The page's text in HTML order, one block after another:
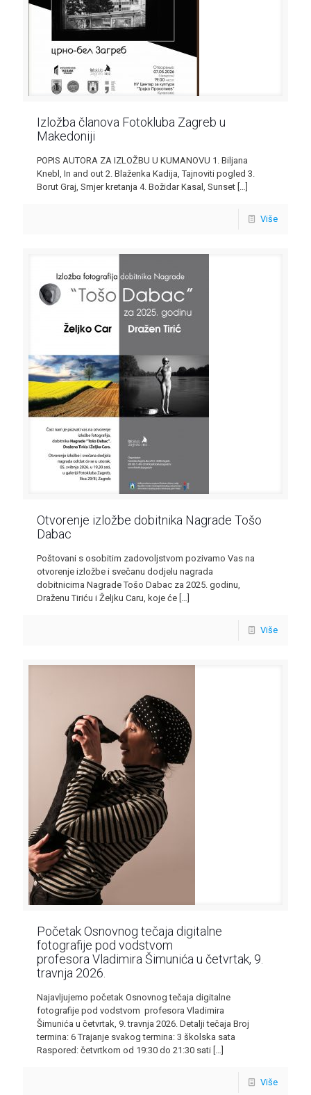
Izložba članova Fotokluba Zagreb u
Makedoniji
POPIS AUTORA ZA IZLOŽBU U KUMANOVU 1. Biljana
Knebl, In and out 2. Blaženka Kadija, Tajnoviti pogled 3.
Borut Graj, Smjer kretanja 4. Božidar Kasal, Sunset
Više
Otvorenje izložbe dobitnika Nagrade Tošo
Dabac
Poštovani s osobitim zadovoljstvom pozivamo Vas na
otvorenje izložbe i svečanu dodjelu nagrada
dobitnicima Nagrade Tošo Dabac za 2025. godinu,
Draženu Tiriću i Željku Caru, koje će
Više
Početak Osnovnog tečaja digitalne
fotografije pod vodstvom
profesora Vladimira Šimunića u četvrtak, 9.
travnja 2026.
Najavljujemo početak Osnovnog tečaja digitalne
fotografije pod vodstvom profesora Vladimira
Šimunića u četvrtak, 9. travnja 2026. Detalji tečaja Broj
termina: 6 Trajanje svakog termina: 3 školska sata
Raspored: četvrtkom od 19:30 do 21:30 sati
Više